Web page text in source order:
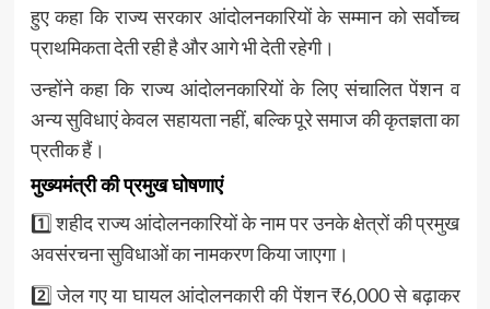
हुए कहा कि राज्य सरकार आंदोलनकारियों के सम्मान को सर्वोच्च
प्राथमिकता देती रही है और आगे भी देती रहेगी।
उन्होंने कहा कि राज्य आंदोलनकारियों के लिए संचालित पेंशन व
अन्य सुविधाएं केवल सहायता नहीं, बल्कि पूरे समाज की कृतज्ञता का
प्रतीक हैं।
मुख्यमंत्री की प्रमुख घोषणाएं
1️⃣ शहीद राज्य आंदोलनकारियों के नाम पर उनके क्षेत्रों की प्रमुख
अवसंरचना सुविधाओं का नामकरण किया जाएगा।
2️⃣ जेल गए या घायल आंदोलनकारी की पेंशन ₹6,000 से बढ़ाकर